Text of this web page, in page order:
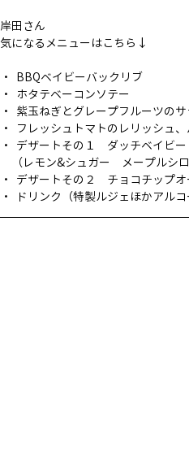
岸田さん
気になるメニューはこちら↓
・  BBQベイビーバックリブ
・  ホタテベーコンソテー
・  紫玉ねぎとグレープフルーツの
・  フレッシュトマトのレリッシュ
・  デザートその１　ダッチベイビー
（レモン&シュガー　メープルシ
・  デザートその２　チョコチップ
・  ドリンク（特製ルジェほかアル